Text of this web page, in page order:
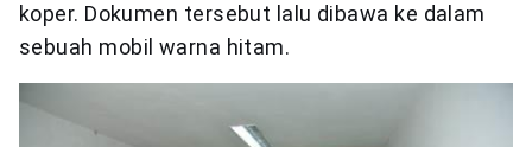
koper. Dokumen tersebut lalu dibawa ke dalam
sebuah mobil warna hitam.